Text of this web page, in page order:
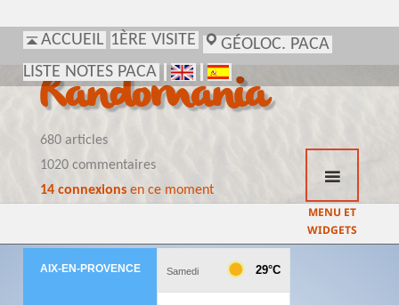
ACCUEIL 1ÈRE VISITE
GÉOLOC. PACA
LISTE NOTES PACA
Randomania
680 articles
1020 commentaires
14 connexionsen ce moment
MENU ET
WIDGETS